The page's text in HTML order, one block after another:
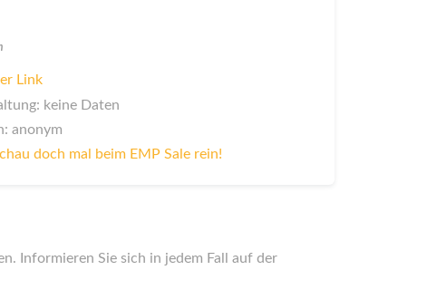
Link
keine Daten
anonym
doch mal beim EMP Sale rein!
Informieren Sie sich in jedem Fall auf der